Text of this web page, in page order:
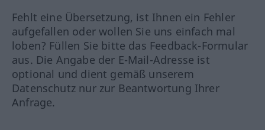
Fehlt eine Übersetzung, ist Ihnen ein Fehler
aufgefallen oder wollen Sie uns einfach mal
loben? Füllen Sie bitte das Feedback-Formular
aus. Die Angabe der E-Mail-Adresse ist
optional und dient gemäß unserem
Datenschutz nur zur Beantwortung Ihrer
Anfrage.